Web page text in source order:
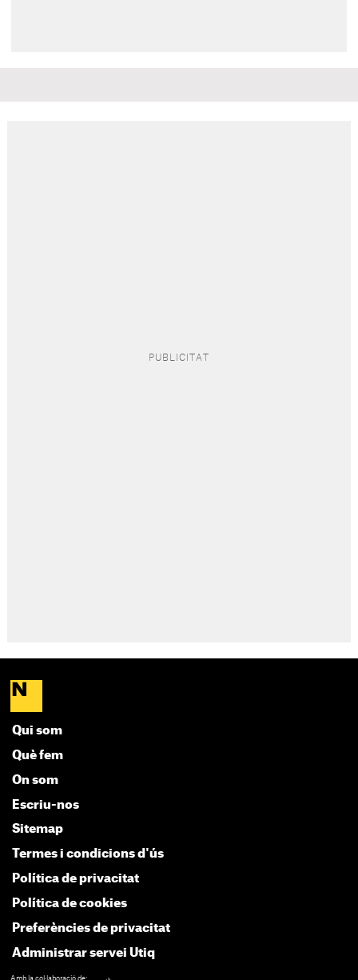
Qui som
Què fem
On som
Escriu-nos
Sitemap
Termes i condicions d'ús
Política de privacitat
Política de cookies
Preferències de privacitat
Administrar servei Utiq
Amb la col·laboració de: